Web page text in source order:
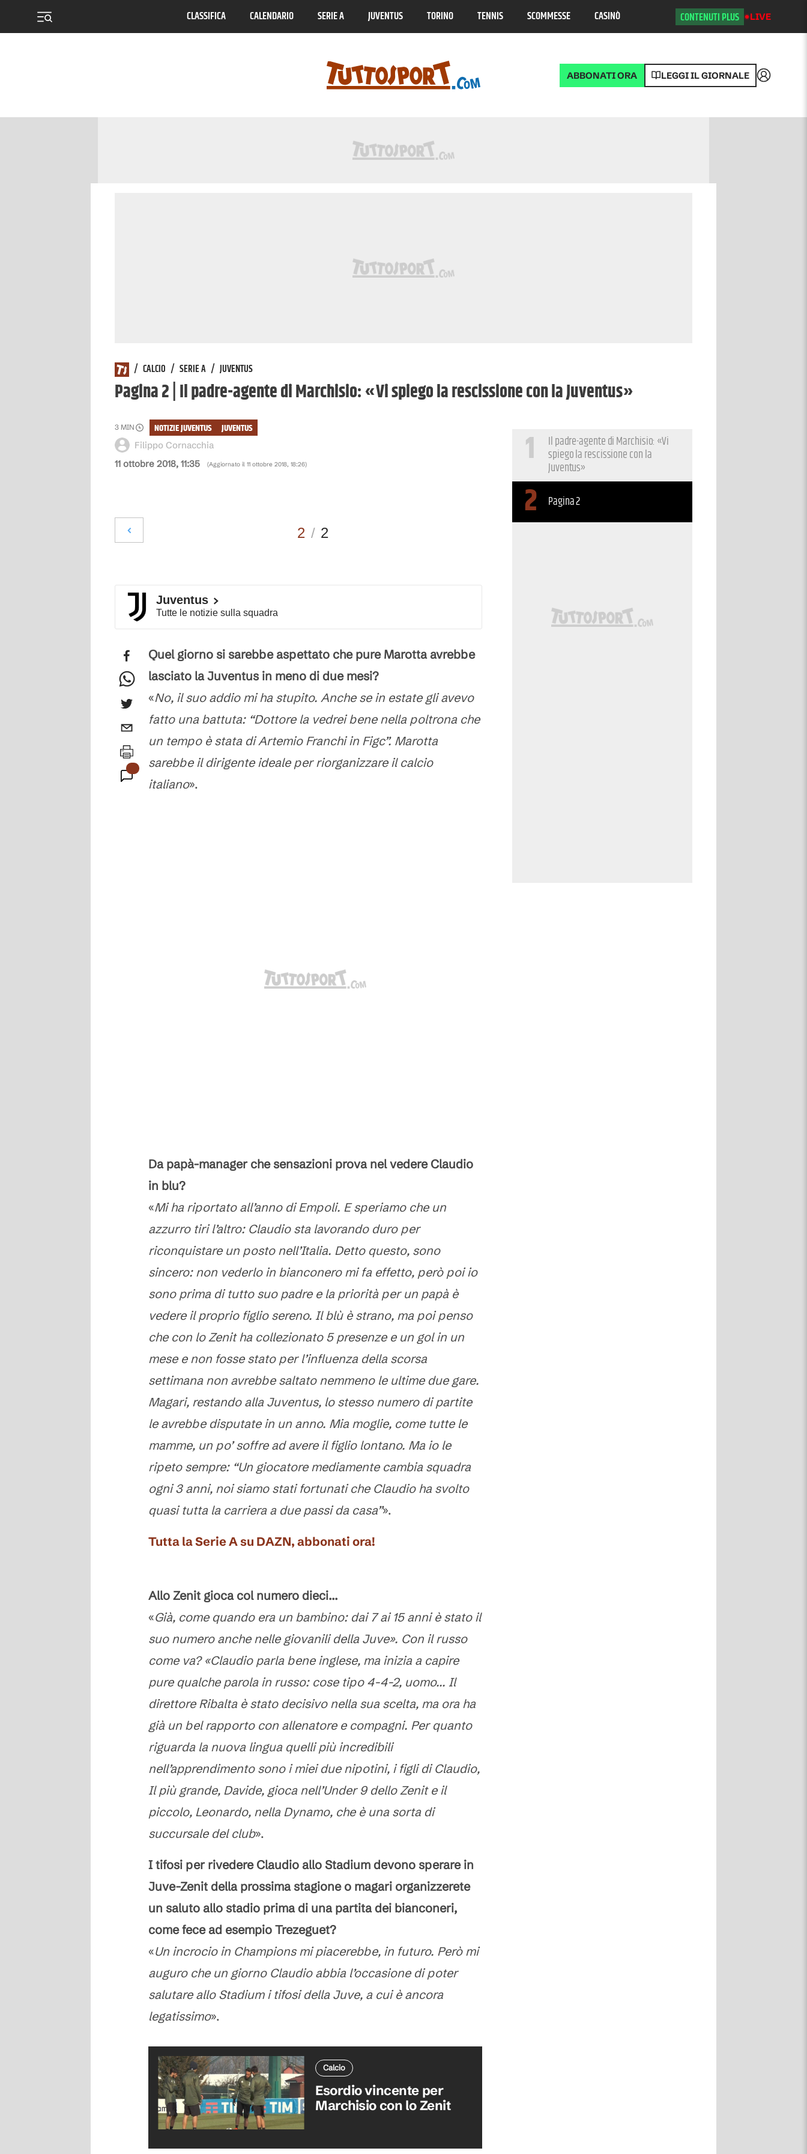
CLASSIFICA CALENDARIO SERIE A JUVENTUS TORINO TENNIS SCOMMESSE CASINÒ CONTENUTI PLUS LIVE
ABBONATI ORA LEGGI IL GIORNALE Accedi
/ CALCIO / SERIE A / JUVENTUS
Pagina 2 | Il padre-agente di Marchisio: «Vi spiego la rescissione con la Juventus»
11 ottobre 2018, 11:35 (Aggiornato il 11 ottobre 2018, 18:26)
Filippo Cornacchia
3 MIN JUVENTUS
NOTIZIE JUVENTUS
2 / 2
Juventus
Tutte le notizie sulla squadra
Quel giorno si sarebbe aspettato che pure Marotta avrebbe
lasciato la Juventus in meno di due mesi?
«No, il suo addio mi ha stupito. Anche se in estate gli avevo
fatto una battuta: “Dottore la vedrei bene nella poltrona che
un tempo è stata di Artemio Franchi in Figc”. Marotta
sarebbe il dirigente ideale per riorganizzare il calcio
italiano».
Da papà-manager che sensazioni prova nel vedere Claudio
in blu?
«Mi ha riportato all’anno di Empoli. E speriamo che un
azzurro tiri l’altro: Claudio sta lavorando duro per
riconquistare un posto nell’Italia. Detto questo, sono
sincero: non vederlo in bianconero mi fa effetto, però poi io
sono prima di tutto suo padre e la priorità per un papà è
vedere il proprio figlio sereno. Il blù è strano, ma poi penso
che con lo Zenit ha collezionato 5 presenze e un gol in un
mese e non fosse stato per l’influenza della scorsa
settimana non avrebbe saltato nemmeno le ultime due gare.
Magari, restando alla Juventus, lo stesso numero di partite
le avrebbe disputate in un anno. Mia moglie, come tutte le
mamme, un po’ soffre ad avere il figlio lontano. Ma io le
ripeto sempre: “Un giocatore mediamente cambia squadra
ogni 3 anni, noi siamo stati fortunati che Claudio ha svolto
quasi tutta la carriera a due passi da casa”».
Tutta la Serie A su DAZN, abbonati ora!
Allo Zenit gioca col numero dieci...
«Già, come quando era un bambino: dai 7 ai 15 anni è stato il
suo numero anche nelle giovanili della Juve». Con il russo
come va? «Claudio parla bene inglese, ma inizia a capire
pure qualche parola in russo: cose tipo 4-4-2, uomo... Il
direttore Ribalta è stato decisivo nella sua scelta, ma ora ha
già un bel rapporto con allenatore e compagni. Per quanto
riguarda la nuova lingua quelli più incredibili
nell’apprendimento sono i miei due nipotini, i figli di Claudio,
Il più grande, Davide, gioca nell’Under 9 dello Zenit e il
piccolo, Leonardo, nella Dynamo, che è una sorta di
succursale del club».
I tifosi per rivedere Claudio allo Stadium devono sperare in
Juve-Zenit della prossima stagione o magari organizzerete
un saluto allo stadio prima di una partita dei bianconeri,
come fece ad esempio Trezeguet?
«Un incrocio in Champions mi piacerebbe, in futuro. Però mi
auguro che un giorno Claudio abbia l’occasione di poter
salutare allo Stadium i tifosi della Juve, a cui è ancora
legatissimo».
Calcio
Esordio vincente per
Marchisio con lo Zenit
1 Il padre-agente di Marchisio: «Vi
spiego la rescissione con la
Juventus»
2 Pagina 2